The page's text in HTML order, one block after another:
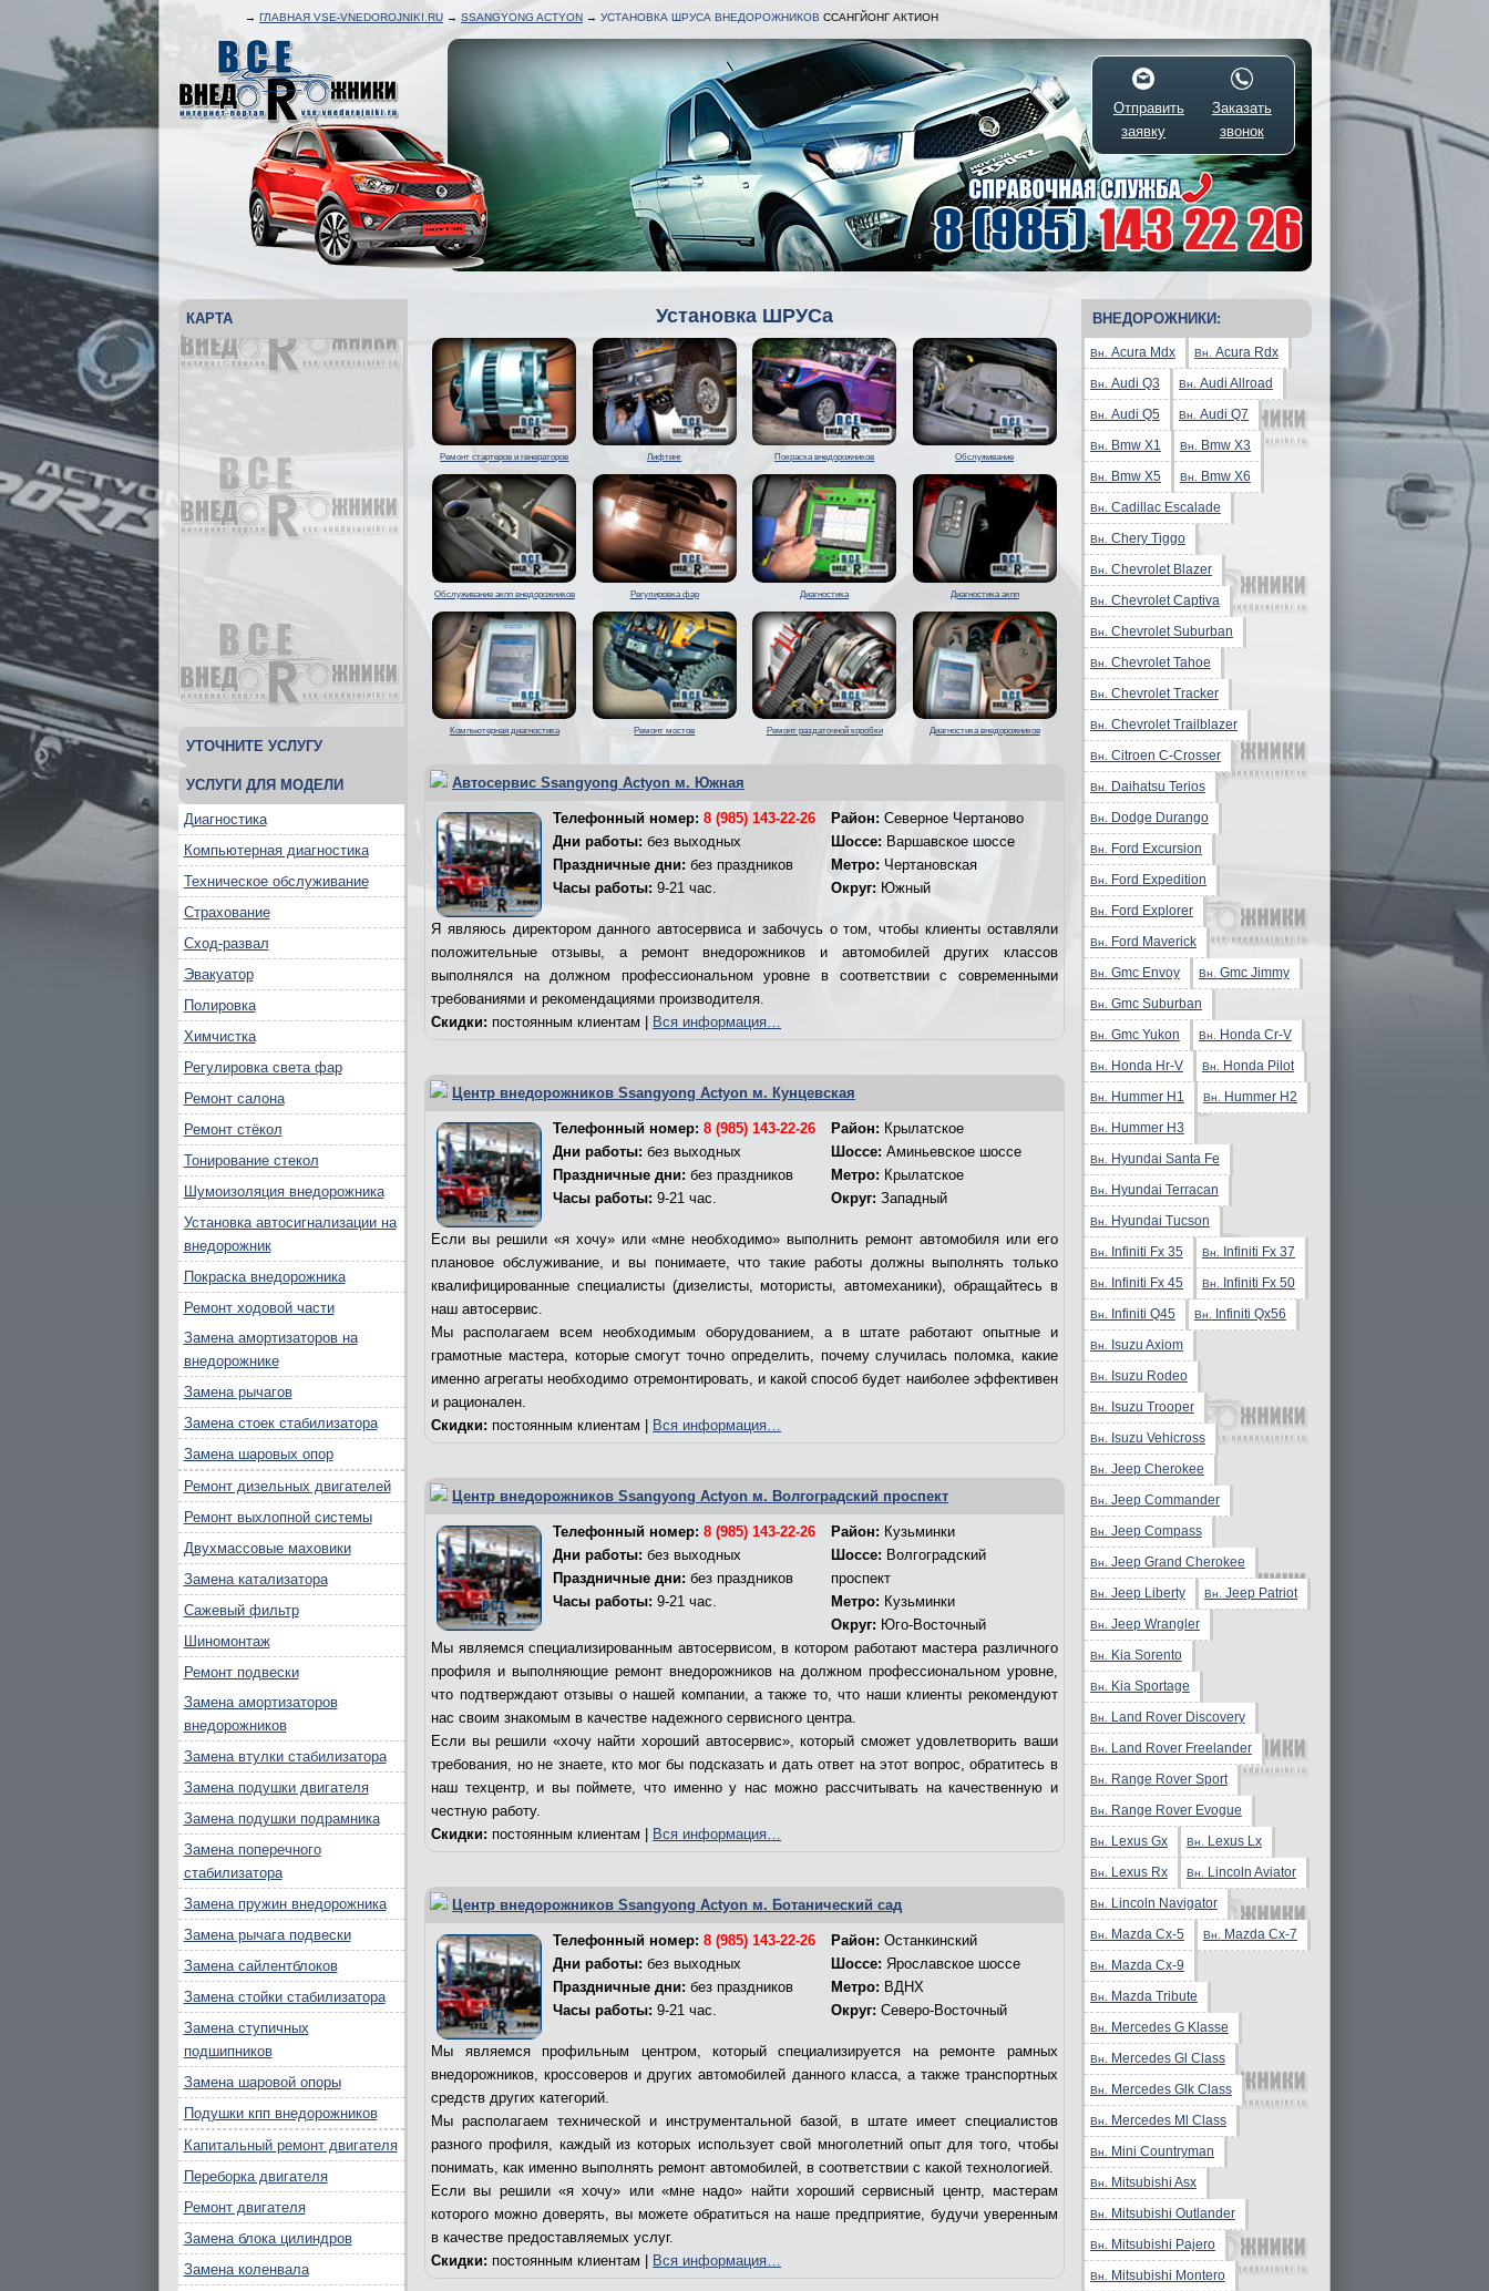
→ ГЛАВНАЯ VSE-VNEDOROJNIKI.RU → SSANGYONG ACTYON → УСТАНОВКА ШРУСА ВНЕДОРОЖНИКОВ ССАНГЙОНГ АКТИОН
Отправить
заявку
Заказать
звонок
Установка ШРУСа
Ремонт стартеров и генераторов Лифтинг Покраска внедорожников Обслуживание
Обслуживание акпп внедорожников Регулировка фар Диагностика Диагностика акпп
Компьютерная диагностика Ремонт мостов Ремонт раздаточной коробки Диагностика внедорожников
Автосервис Ssangyong Actyon м. Южная
Телефонный номер:8 (985) 143-22-26
Дни работы: без выходных
Праздничные дни: без праздников
Часы работы: 9-21 час.
Район: Северное Чертаново
Шоссе: Варшавское шоссе
Метро: Чертановская
Округ: Южный
Я являюсь директором данного автосервиса и забочусь о том, чтобы клиенты оставляли
положительные отзывы, а ремонт внедорожников и автомобилей других классов
выполнялся на должном профессиональном уровне в соответствии с современными
требованиями и рекомендациями производителя.
Скидки: постоянным клиентам | Вся информация…
Центр внедорожников Ssangyong Actyon м. Кунцевская
Телефонный номер:8 (985) 143-22-26
Дни работы: без выходных
Праздничные дни: без праздников
Часы работы: 9-21 час.
Район: Крылатское
Шоссе: Аминьевское шоссе
Метро: Крылатское
Округ: Западный
Если вы решили «я хочу» или «мне необходимо» выполнить ремонт автомобиля или его
плановое обслуживание, и вы понимаете, что такие работы должны выполнять только
квалифицированные специалисты (дизелисты, мотористы, автомеханики), обращайтесь в
наш автосервис.
Мы располагаем всем необходимым оборудованием, а в штате работают опытные и
грамотные мастера, которые смогут точно определить, почему случилась поломка, какие
именно агрегаты необходимо отремонтировать, и какой способ будет наиболее эффективен
и рационален.
Скидки: постоянным клиентам | Вся информация…
Центр внедорожников Ssangyong Actyon м. Волгоградский проспект
Телефонный номер:8 (985) 143-22-26
Дни работы: без выходных
Праздничные дни: без праздников
Часы работы: 9-21 час.
Район: Кузьминки
Шоссе: Волгоградский
проспект
Метро: Кузьминки
Округ: Юго-Восточный
Мы являемся специализированным автосервисом, в котором работают мастера различного
профиля и выполняющие ремонт внедорожников на должном профессиональном уровне,
что подтверждают отзывы о нашей компании, а также то, что наши клиенты рекомендуют
нас своим знакомым в качестве надежного сервисного центра.
Если вы решили «хочу найти хороший автосервис», который сможет удовлетворить ваши
требования, но не знаете, кто мог бы подсказать и дать ответ на этот вопрос, обратитесь в
наш техцентр, и вы поймете, что именно у нас можно рассчитывать на качественную и
честную работу.
Скидки: постоянным клиентам | Вся информация…
Центр внедорожников Ssangyong Actyon м. Ботанический сад
Телефонный номер:8 (985) 143-22-26
Дни работы: без выходных
Праздничные дни: без праздников
Часы работы: 9-21 час.
Район: Останкинский
Шоссе: Ярославское шоссе
Метро: ВДНХ
Округ: Северо-Восточный
Мы являемся профильным центром, который специализируется на ремонте рамных
внедорожников, кроссоверов и других автомобилей данного класса, а также транспортных
средств других категорий.
Мы располагаем технической и инструментальной базой, в штате имеет специалистов
разного профиля, каждый из которых использует свой многолетний опыт для того, чтобы
понимать, как именно выполнять ремонт автомобилей, в соответствии с какой технологией.
Если вы решили «я хочу» или «мне надо» найти хороший сервисный центр, мастерам
которого можно доверять, вы можете обратиться на наше предприятие, будучи уверенным
в качестве предоставляемых услуг.
Скидки: постоянным клиентам | Вся информация…
КАРТА
УТОЧНИТЕ УСЛУГУ
УСЛУГИ ДЛЯ МОДЕЛИ
Диагностика
Компьютерная диагностика
Техническое обслуживание
Страхование
Сход-развал
Эвакуатор
Полировка
Химчистка
Регулировка света фар
Ремонт салона
Ремонт стёкол
Тонирование стекол
Шумоизоляция внедорожника
Установка автосигнализации на
внедорожник
Покраска внедорожника
Ремонт ходовой части
Замена амортизаторов на
внедорожнике
Замена рычагов
Замена стоек стабилизатора
Замена шаровых опор
Ремонт дизельных двигателей
Ремонт выхлопной системы
Двухмассовые маховики
Замена катализатора
Сажевый фильтр
Шиномонтаж
Ремонт подвески
Замена амортизаторов
внедорожников
Замена втулки стабилизатора
Замена подушки двигателя
Замена подушки подрамника
Замена поперечного
стабилизатора
Замена пружин внедорожника
Замена рычага подвески
Замена сайлентблоков
Замена стойки стабилизатора
Замена ступичных
подшипников
Замена шаровой опоры
Подушки кпп внедорожников
Капитальный ремонт двигателя
Переборка двигателя
Ремонт двигателя
Замена блока цилиндров
Замена коленвала
ВНЕДОРОЖНИКИ:
Вн. Acura Mdx Вн. Acura Rdx
Вн. Audi Q3 Вн. Audi Allroad
Вн. Audi Q5 Вн. Audi Q7
Вн. Bmw X1 Вн. Bmw X3
Вн. Bmw X5 Вн. Bmw X6
Вн. Cadillac Escalade
Вн. Chery Tiggo
Вн. Chevrolet Blazer
Вн. Chevrolet Captiva
Вн. Chevrolet Suburban
Вн. Chevrolet Tahoe
Вн. Chevrolet Tracker
Вн. Chevrolet Trailblazer
Вн. Citroen C-Crosser
Вн. Daihatsu Terios
Вн. Dodge Durango
Вн. Ford Excursion
Вн. Ford Expedition
Вн. Ford Explorer
Вн. Ford Maverick
Вн. Gmc Envoy Вн. Gmc Jimmy
Вн. Gmc Suburban
Вн. Gmc Yukon Вн. Honda Cr-V
Вн. Honda Hr-V Вн. Honda Pilot
Вн. Hummer H1 Вн. Hummer H2
Вн. Hummer H3
Вн. Hyundai Santa Fe
Вн. Hyundai Terracan
Вн. Hyundai Tucson
Вн. Infiniti Fx 35 Вн. Infiniti Fx 37
Вн. Infiniti Fx 45 Вн. Infiniti Fx 50
Вн. Infiniti Q45 Вн. Infiniti Qx56
Вн. Isuzu Axiom
Вн. Isuzu Rodeo
Вн. Isuzu Trooper
Вн. Isuzu Vehicross
Вн. Jeep Cherokee
Вн. Jeep Commander
Вн. Jeep Compass
Вн. Jeep Grand Cherokee
Вн. Jeep Liberty Вн. Jeep Patriot
Вн. Jeep Wrangler
Вн. Kia Sorento
Вн. Kia Sportage
Вн. Land Rover Discovery
Вн. Land Rover Freelander
Вн. Range Rover Sport
Вн. Range Rover Evogue
Вн. Lexus Gx Вн. Lexus Lx
Вн. Lexus Rx Вн. Lincoln Aviator
Вн. Lincoln Navigator
Вн. Mazda Cx-5 Вн. Mazda Cx-7
Вн. Mazda Cx-9
Вн. Mazda Tribute
Вн. Mercedes G Klasse
Вн. Mercedes Gl Class
Вн. Mercedes Glk Class
Вн. Mercedes Ml Class
Вн. Mini Countryman
Вн. Mitsubishi Asx
Вн. Mitsubishi Outlander
Вн. Mitsubishi Pajero
Вн. Mitsubishi Montero